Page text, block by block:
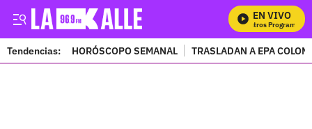
EN VIVO
Tendencias: HORÓSCOPO SEMANAL TRASLADAN A EPA